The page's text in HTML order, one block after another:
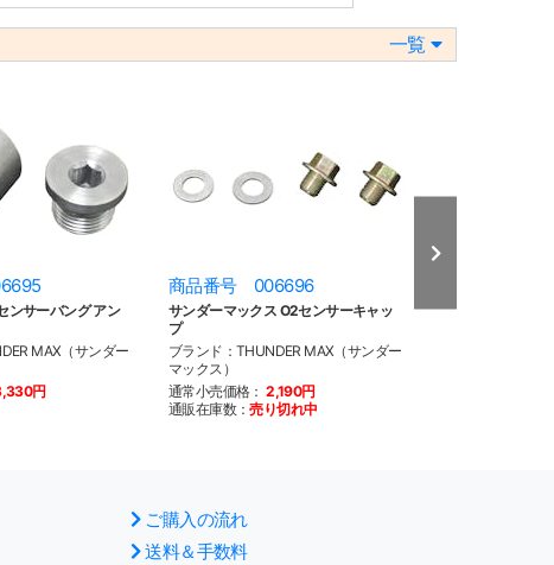
一覧
ンサーバング アン
MAX（サンダー
円
商品番号 006696
サンダーマックス O2センサーキャッ
プ
ブランド：THUNDER MAX（サンダー
マックス）
通常小売価格： 2,190円
通販在庫数：売り切れ中
3/8差込角 7/
ご購入の流れ
送料＆手数料